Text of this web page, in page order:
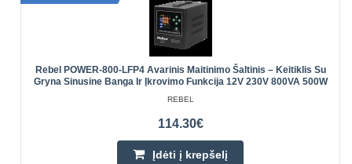
Rebel POWER-800-LFP4 Avarinis Maitinimo Šaltinis – Keitiklis Su
Gryna Sinusine Banga Ir Įkrovimo Funkcija 12V 230V 800VA 500W
REBEL
114.30€
Įdėti į krepšelį